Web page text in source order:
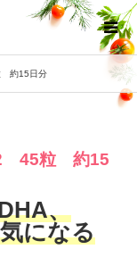
約15日分
45粒 約15
、
になる